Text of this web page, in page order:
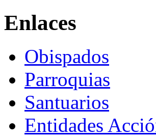
Enlaces
Obispados
Parroquias
Santuarios
Entidades